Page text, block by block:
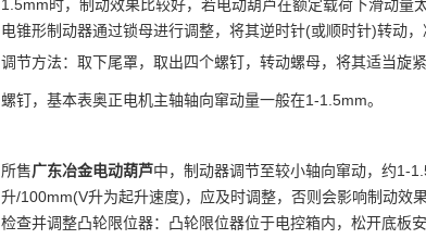
1.5mm时，制动效果比较好，若电动葫芦在额定载荷下滑动量
电锥形制动器通过锁母进行调整，将其逆时针(或顺时针)转动
调节方法：取下尾罩，取出四个螺钉，转动螺母，将其适当旋
螺钉，基本表奥正电机主轴轴向窜动量一般在1-1.5mm。
所售广东冶金电动葫芦中，制动器调节至较小轴向窜动，约1-
升/100mm(V升为起升速度)，应及时调整，否则会影响制动效果
检查并调整凸轮限位器：凸轮限位器位于电控箱内，松开底板